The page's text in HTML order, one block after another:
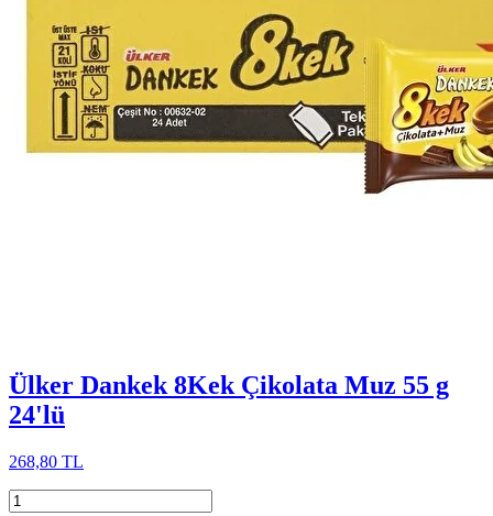
Ülker Dankek 8Kek Çikolata Muz 55 g
24'lü
268,80 TL